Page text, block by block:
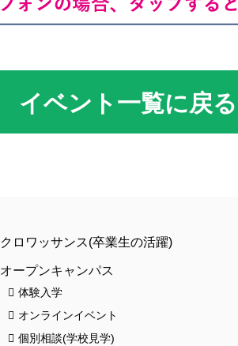
イベント一覧に戻る
クロワッサンス(卒業生の活躍)
オープンキャンパス
体験入学
オンラインイベント
個別相談(学校見学)